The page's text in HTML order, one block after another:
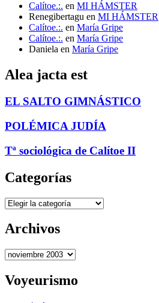
Calítoe.:. en MI HÁMSTER
Renegibertagu en MI HÁMSTER
Calítoe.:. en María Gripe
Calítoe.:. en María Gripe
Daniela en María Gripe
Alea jacta est
EL SALTO GIMNÁSTICO
POLÉMICA JUDÍA
Tª sociológica de Calítoe II
Categorías
Categorías
Archivos
Archivos
Voyeurismo